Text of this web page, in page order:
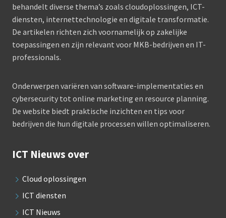
behandelt diverse thema’s zoals cloudoplossingen, ICT-
diensten, internettechnologie en digitale transformatie.
De artikelen richten zich voornamelijk op zakelijke
toepassingen en zijn relevant voor MKB-bedrijven en IT-
professionals.
Onderwerpen variëren van software-implementaties en
cybersecurity tot online marketing en resource planning.
De website biedt praktische inzichten en tips voor
bedrijven die hun digitale processen willen optimaliseren.
ICT Nieuws over
Cloud oplossingen
ICT diensten
ICT Nieuws